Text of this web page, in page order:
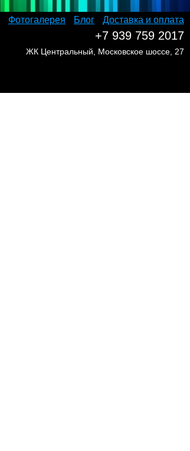
Фотогалерея Блог Доставка и оплата
+7 939 759 2017
ЖК Центральный, Московское шоссе, 27